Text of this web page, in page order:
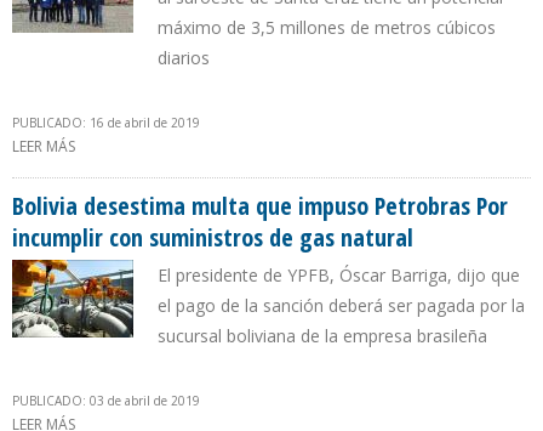
máximo de 3,5 millones de metros cúbicos
diarios
PUBLICADO: 16 de abril de 2019
LEER MÁS
Bolivia desestima multa que impuso Petrobras Por
incumplir con suministros de gas natural
El presidente de YPFB, Óscar Barriga, dijo que
el pago de la sanción deberá ser pagada por la
sucursal boliviana de la empresa brasileña
PUBLICADO: 03 de abril de 2019
LEER MÁS